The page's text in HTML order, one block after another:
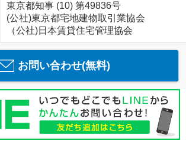
東京都知事 (10) 第49836号
(公社)東京都宅地建物取引業協会
（公社)日本賃貸住宅管理協会
お問い合わせ(無料)